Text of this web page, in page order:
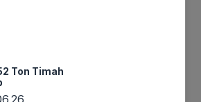
Bencana alam ini, yang
telah melanda Jakarta
Jakarta Barat, dan
ratusan warga
genangan air bervariasi, mulai
Ton Timah